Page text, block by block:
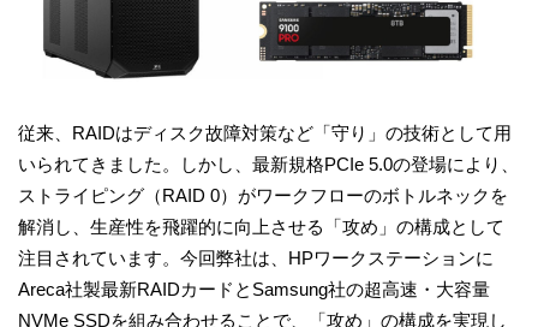
従来、RAIDはディスク故障対策など「守り」の技術として用
いられてきました。しかし、最新規格PCIe 5.0の登場により、
ストライピング（RAID 0）がワークフローのボトルネックを
解消し、生産性を飛躍的に向上させる「攻め」の構成として
注目されています。今回弊社は、HPワークステーションに
Areca社製最新RAIDカードとSamsung社の超高速・大容量
NVMe SSDを組み合わせることで、「攻め」の構成を実現し